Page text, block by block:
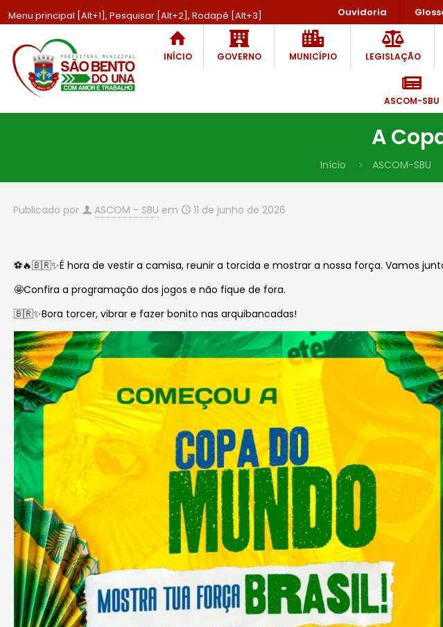
Menu principal [Alt+1], Pesquisar [Alt+2], Rodapé [Alt+3] Ouvidoria
INÍCIO GOVERNO MUNICÍPIO LEGISLAÇÃO
ASCOM-SBU
A
Início ASCOM-SBU
Publicado por ASCOM - SBU em 11 de junho de 2026
⚽️🔥🇧🇷✨É hora de vestir a camisa, reunir a torcida e mostrar a nossa força. Vamos
🤩Confira a programação dos jogos e não fique de fora.
🇧🇷✨Bora torcer, vibrar e fazer bonito nas arquibancadas!